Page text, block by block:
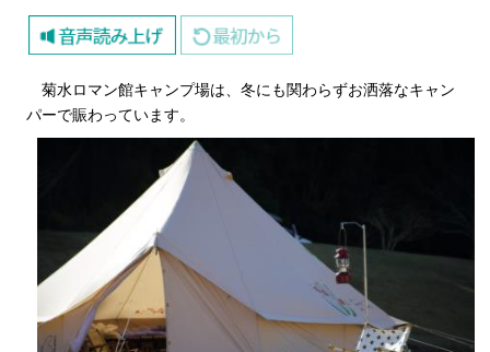
菊水ロマン館キャンプ場は、冬にも関わらずお洒落なキャン
パーで賑わっています。